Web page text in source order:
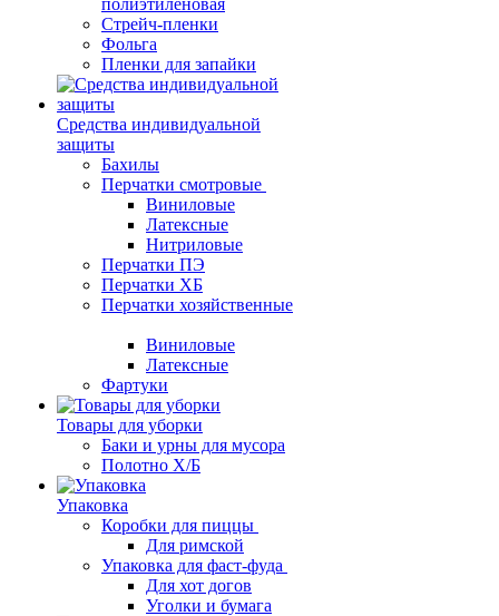
полиэтиленовая
Стрейч-пленки
Фольга
Пленки для запайки
Средства индивидуальной
защиты
Бахилы
Перчатки смотровые
Виниловые
Латексные
Нитриловые
Перчатки ПЭ
Перчатки ХБ
Перчатки хозяйственные
Виниловые
Латексные
Фартуки
Товары для уборки
Баки и урны для мусора
Полотно Х/Б
Упаковка
Коробки для пиццы
Для римской
Упаковка для фаст-фуда
Для хот догов
Уголки и бумага